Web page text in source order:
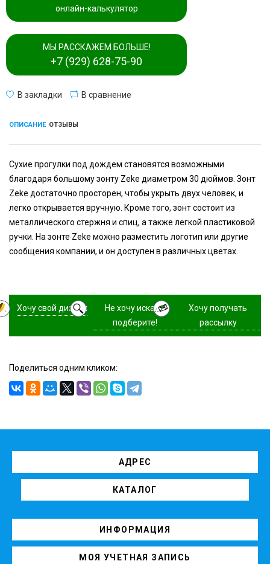
онлайн-калькулятор
МЫ РАССКАЖЕМ БОЛЬШЕ!
+7 (929) 628-75-90
В закладки В сравнение
ОПИСАНИЕ ОТЗЫВЫ
Сухие прогулки под дождем становятся возможными
благодаря большому зонту Zeke диаметром 30 дюймов. Зонт
Zeke достаточно просторен, чтобы укрыть двух человек, и
легко открывается вручную. Кроме того, зонт состоит из
металлического стержня и спиц, а также легкой пластиковой
ручки. На зонте Zeke можно разместить логотип или другие
сообщения компании, и он доступен в различных цветах.
Хочу свой дизайн
Не хочу искать,
подберите!
Хочу получать
рассылку
Поделиться одним кликом:
АДРЕС
КАТАЛОГ
ИНФОРМАЦИЯ
МОЯ УЧЕТНАЯ ЗАПИСЬ